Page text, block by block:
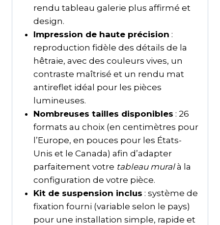
rendu tableau galerie plus affirmé et
design.
Impression de haute précision :
reproduction fidèle des détails de la
hêtraie, avec des couleurs vives, un
contraste maîtrisé et un rendu mat
antireflet idéal pour les pièces
lumineuses.
Nombreuses tailles disponibles : 26
formats au choix (en centimètres pour
l’Europe, en pouces pour les États-
Unis et le Canada) afin d’adapter
parfaitement votre tableau muralà la
configuration de votre pièce.
Kit de suspension inclus : système de
fixation fourni (variable selon le pays)
pour une installation simple, rapide et